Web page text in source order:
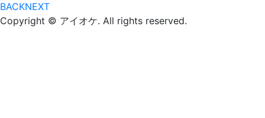
BACKNEXT
Copyright © アイオケ. All rights reserved.